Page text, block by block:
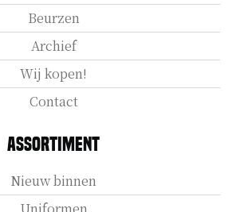
Beurzen
Archief
Wij kopen!
Contact
Assortiment
Nieuw binnen